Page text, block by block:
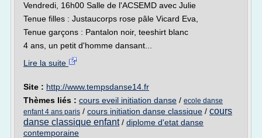
Vendredi, 16h00 Salle de l'ACSEMD avec Julie
Tenue filles : Justaucorps rose pâle Vicard Eva,
Tenue garçons : Pantalon noir, teeshirt blanc
4 ans, un petit d'homme dansant...
Lire la suite
Site : http://www.tempsdanse14.fr
Thèmes liés : cours eveil initiation danse / ecole danse
enfant 4 ans paris / cours initiation danse classique / cours
danse classique enfant/ diplome d'etat danse
contemporaine